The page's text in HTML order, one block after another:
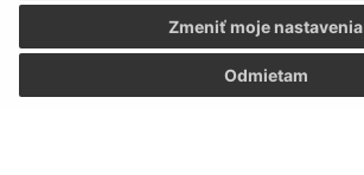
Odmietam
Zmeniť moje nastavenia